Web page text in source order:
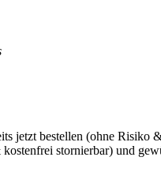
stornierbar) und